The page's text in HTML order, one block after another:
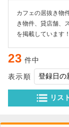
カフェの居抜き物
き物件、貸店舗、
を掲載しています！
23 件中
リス
表示順